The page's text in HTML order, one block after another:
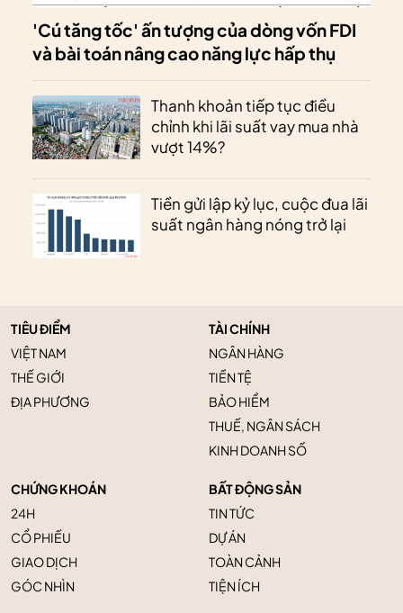
'Cú tăng tốc' ấn tượng của dòng vốn FDI
và bài toán nâng cao năng lực hấp thụ
Thanh khoản tiếp tục điều
chỉnh khi lãi suất vay mua nhà
vượt 14%?
Tiền gửi lập kỷ lục, cuộc đua lãi
suất ngân hàng nóng trở lại
TIÊU ĐIỂM
VIỆT NAM
THẾ GIỚI
ĐỊA PHƯƠNG
TÀI CHÍNH
NGÂN HÀNG
TIỀN TỆ
BẢO HIỂM
THUẾ, NGÂN SÁCH
KINH DOANH SỐ
CHỨNG KHOÁN
24H
CỔ PHIẾU
GIAO DỊCH
GÓC NHÌN
BẤT ĐỘNG SẢN
TIN TỨC
DỰ ÁN
TOÀN CẢNH
TIỆN ÍCH